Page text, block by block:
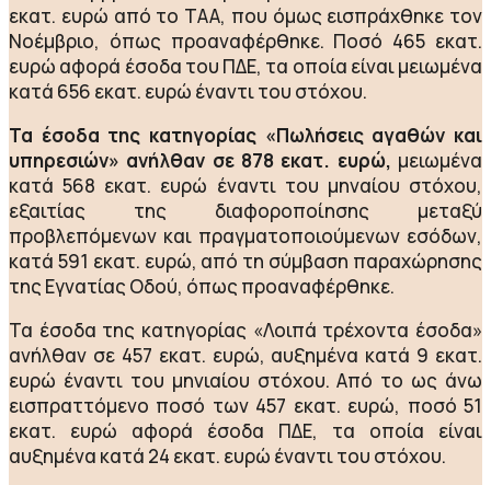
εκατ. ευρώ από το ΤΑΑ, που όμως εισπράχθηκε τον
Νοέμβριο, όπως προαναφέρθηκε. Ποσό 465 εκατ.
ευρώ αφορά έσοδα του ΠΔΕ, τα οποία είναι μειωμένα
κατά 656 εκατ. ευρώ έναντι του στόχου.
Τα έσοδα της κατηγορίας «Πωλήσεις αγαθών και
υπηρεσιών» ανήλθαν σε 878 εκατ. ευρώ, μειωμένα
κατά 568 εκατ. ευρώ έναντι του μηναίου στόχου,
εξαιτίας της διαφοροποίησης μεταξύ
προβλεπόμενων και πραγματοποιούμενων εσόδων,
κατά 591 εκατ. ευρώ, από τη σύμβαση παραχώρησης
της Εγνατίας Οδού, όπως προαναφέρθηκε.
Τα έσοδα της κατηγορίας «Λοιπά τρέχοντα έσοδα»
ανήλθαν σε 457 εκατ. ευρώ, αυξημένα κατά 9 εκατ.
ευρώ έναντι του μηνιαίου στόχου. Από το ως άνω
εισπραττόμενο ποσό των 457 εκατ. ευρώ, ποσό 51
εκατ. ευρώ αφορά έσοδα ΠΔΕ, τα οποία είναι
αυξημένα κατά 24 εκατ. ευρώ έναντι του στόχου.